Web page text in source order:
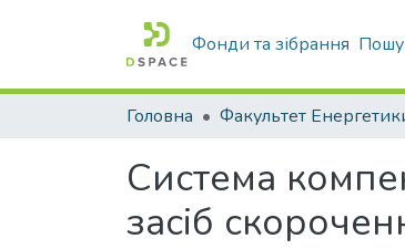
Фонди та зібрання
Головна
Система
засіб